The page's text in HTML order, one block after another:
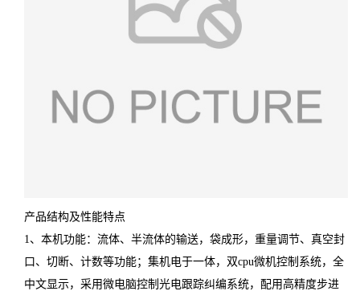
产品结构及性能特点
1、本机功能：流体、半流体的输送，袋成形，重量调节、真空封
口、切断、计数等功能；集机电于一体，双cpu微机控制系统，全
中文显示，采用微电脑控制光电跟踪纠编系统，配用高精度步进